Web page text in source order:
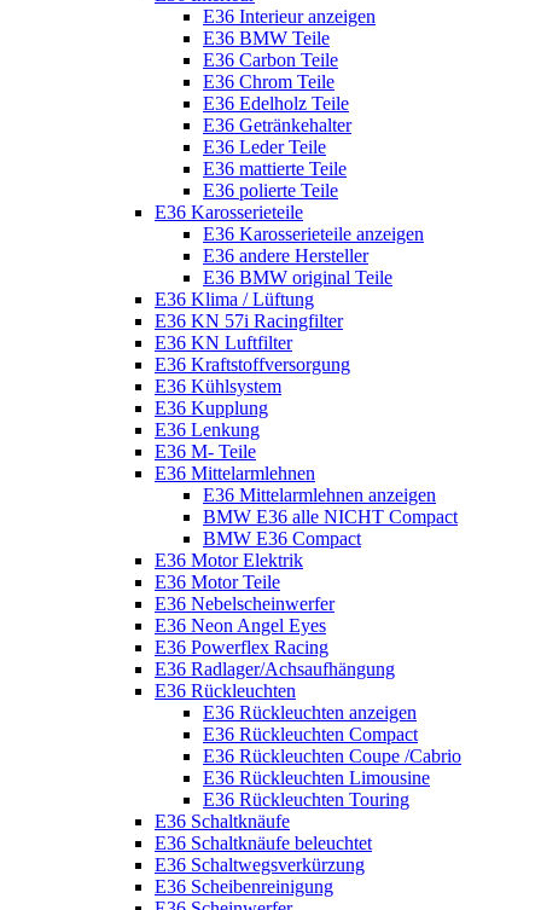
E36 Interieur anzeigen
E36 BMW Teile
E36 Carbon Teile
E36 Chrom Teile
E36 Edelholz Teile
E36 Getränkehalter
E36 Leder Teile
E36 mattierte Teile
E36 polierte Teile
E36 Karosserieteile
E36 Karosserieteile anzeigen
E36 andere Hersteller
E36 BMW original Teile
E36 Klima / Lüftung
E36 KN 57i Racingfilter
E36 KN Luftfilter
E36 Kraftstoffversorgung
E36 Kühlsystem
E36 Kupplung
E36 Lenkung
E36 M- Teile
E36 Mittelarmlehnen
E36 Mittelarmlehnen anzeigen
BMW E36 alle NICHT Compact
BMW E36 Compact
E36 Motor Elektrik
E36 Motor Teile
E36 Nebelscheinwerfer
E36 Neon Angel Eyes
E36 Powerflex Racing
E36 Radlager/Achsaufhängung
E36 Rückleuchten
E36 Rückleuchten anzeigen
E36 Rückleuchten Compact
E36 Rückleuchten Coupe /Cabrio
E36 Rückleuchten Limousine
E36 Rückleuchten Touring
E36 Schaltknäufe
E36 Schaltknäufe beleuchtet
E36 Schaltwegsverkürzung
E36 Scheibenreinigung